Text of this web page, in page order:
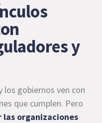
y
los gobiernos ven con
que cumplen. Pero
las organizaciones